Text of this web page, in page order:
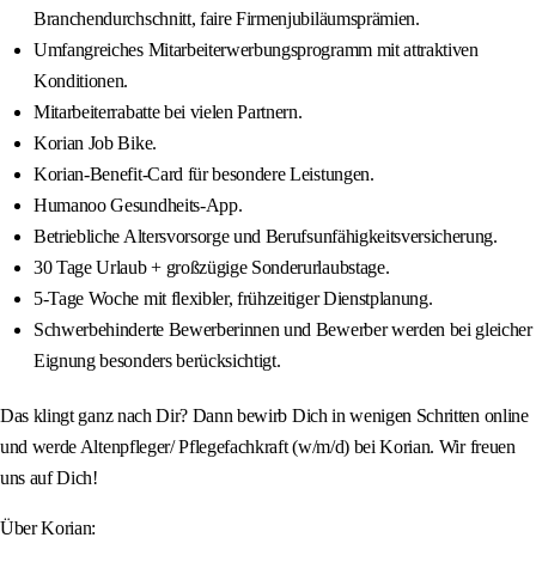
Branchendurchschnitt, faire Firmenjubiläumsprämien.
Umfangreiches Mitarbeiterwerbungsprogramm mit attraktiven
Konditionen.
Mitarbeiterrabatte bei vielen Partnern.
Korian Job Bike.
Korian-Benefit-Card für besondere Leistungen.
Humanoo Gesundheits-App.
Betriebliche Altersvorsorge und Berufsunfähigkeitsversicherung.
30 Tage Urlaub + großzügige Sonderurlaubstage.
5-Tage Woche mit flexibler, frühzeitiger Dienstplanung.
Schwerbehinderte Bewerberinnen und Bewerber werden bei gleicher
Eignung besonders berücksichtigt.
Das klingt ganz nach Dir? Dann bewirb Dich in wenigen Schritten online
und werde Altenpfleger/ Pflegefachkraft (w/m/d) bei Korian. Wir freuen
uns auf Dich!
Über Korian: